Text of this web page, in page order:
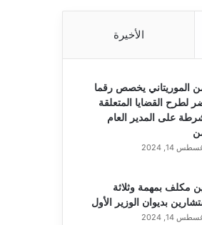
الأخيرة
الموريتاني يخصص رقما
لطرح القضايا المتعلقة
على المدير العام
14, 2024
مكلف بمهمة وثلاثة
بديوان الوزير الأول
14, 2024